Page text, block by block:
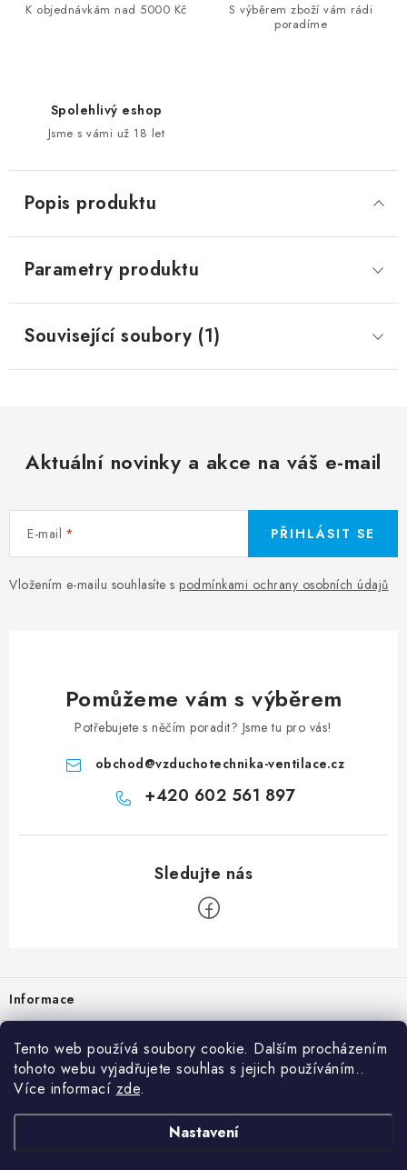
Tento web používá soubory cookie. Dalším procházením
tohoto webu vyjadřujete souhlas s jejich používáním..
Více informací zde.
Nastavení
K objednávkám nad 5000 Kč
S výběrem zboží vám rádi
poradíme
Spolehlivý eshop
Jsme s vámi už 18 let
Popis produktu
Parametry produktu
Související soubory (1)
Aktuální novinky a akce na váš e-mail
E-mail
Vložením e-mailu souhlasíte s podmínkami ochrany osobních údajů
PŘIHLÁSIT SE
Pomůžeme vám s výběrem
Potřebujete s něčím poradit? Jsme tu pro vás!
obchod@vzduchotechnika-ventilace.cz
+420 602 561 897
Informace
Prodejna
Rady a tipy